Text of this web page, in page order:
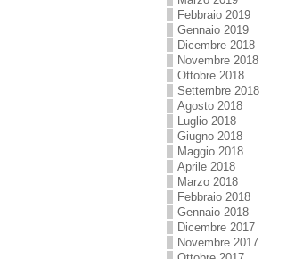
Febbraio 2019
Gennaio 2019
Dicembre 2018
Novembre 2018
Ottobre 2018
Settembre 2018
Agosto 2018
Luglio 2018
Giugno 2018
Maggio 2018
Aprile 2018
Marzo 2018
Febbraio 2018
Gennaio 2018
Dicembre 2017
Novembre 2017